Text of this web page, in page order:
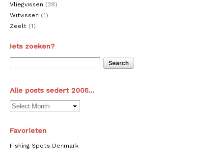
Vliegvissen (28)
Witvissen (1)
Zeelt (1)
Iets zoeken?
Alle posts sedert 2005…
Favorieten
Fishing Spots Denmark